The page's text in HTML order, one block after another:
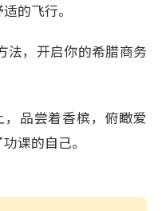
的飞行。
法，开启你的希腊商务
品尝着香槟，俯瞰爱
课的自己。